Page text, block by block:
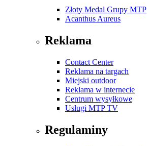
Złoty Medal Grupy MTP
Acanthus Aureus
Reklama
Contact Center
Reklama na targach
Miejski outdoor
Reklama w internecie
Centrum wysyłkowe
Usługi MTP TV
Regulaminy